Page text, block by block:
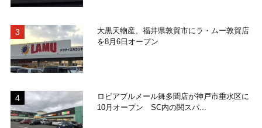
大黒天物産、福井県敦賀市にラ・ムー敦賀店
を8月6日オープン
ロピアブルメール舞多聞店が神戸市垂水区に
10月オープン SC内の関スパ...